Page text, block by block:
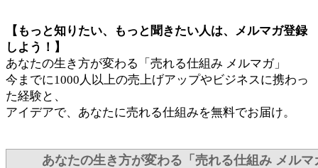
【もっと知りたい、もっと聞きたい人は、メルマガ登録
しよう！】
あなたの生き方が変わる「売れる仕組み メルマガ」
今までに1000人以上の売上げアップやビジネスに携わっ
た経験と、
アイデアで、あなたに売れる仕組みを無料でお届け。
あなたの生き方が変わる「売れる仕組み メルマ